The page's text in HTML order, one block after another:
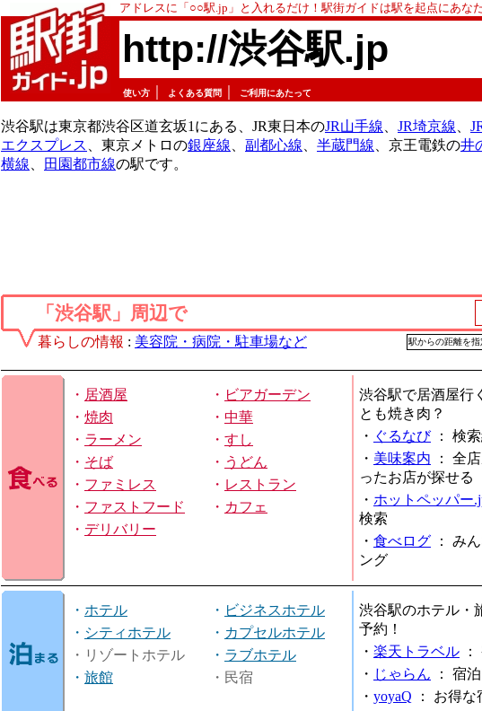
アドレスに「○○駅.jp」と入れるだけ！駅街ガイドは駅を起点にあな
http://渋谷駅.jp
使い方 よくある質問 ご利用にあたって
渋谷駅は東京都渋谷区道玄坂1にある、JR東日本のJR山手線 JR埼京線
エクスプレス
、東京メトロの銀座線 副都心線 半蔵門線 、京王電鉄の井
横線
田園都市線の駅です。
「渋谷駅」周辺で
暮らしの情報 : 美容院・病院・駐車場など 駅からの距離を指
・ 居酒屋 ・ ビアガーデン
・ 焼肉 ・ 中華
・ ラーメン ・ すし
・ そば ・ うどん
・ ファミレス ・ レストラン
・ ファストフード ・ カフェ
・ デリバリー
渋谷駅で居酒屋行
とも焼き肉？
・ ぐるなび： 検
・ 美味案内 ： 全
ったお店が探せる
・ ホットペッパー
検索
・ 食べログ ： み
ング
・ ホテル ・ ビジネスホテル
・ シティホテル ・ カプセルホテル
・リゾートホテル
・ ラブホテル
・ 旅館 ・民宿
渋谷駅のホテル・
予約！
・ 楽天トラベル ：
・ じゃらん ： 宿
・ yoyaQ ： お得な